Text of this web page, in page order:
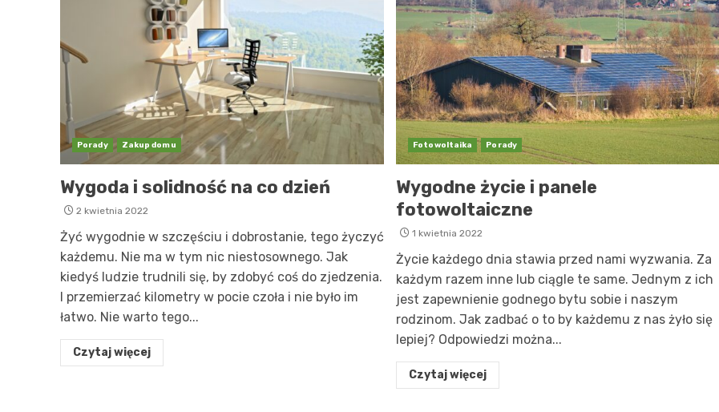
Porady Zakup domu
Wygoda i solidność na co dzień
2 kwietnia 2022
Żyć wygodnie w szczęściu i dobrostanie, tego życzyć
każdemu. Nie ma w tym nic niestosownego. Jak
kiedyś ludzie trudnili się, by zdobyć coś do zjedzenia.
I przemierzać kilometry w pocie czoła i nie było im
łatwo. Nie warto tego...
Czytaj więcej
Fotowoltaika Porady
Wygodne życie i panele
fotowoltaiczne
1 kwietnia 2022
Życie każdego dnia stawia przed nami wyzwania. Za
każdym razem inne lub ciągle te same. Jednym z ich
jest zapewnienie godnego bytu sobie i naszym
rodzinom. Jak zadbać o to by każdemu z nas żyło się
lepiej? Odpowiedzi można...
Czytaj więcej